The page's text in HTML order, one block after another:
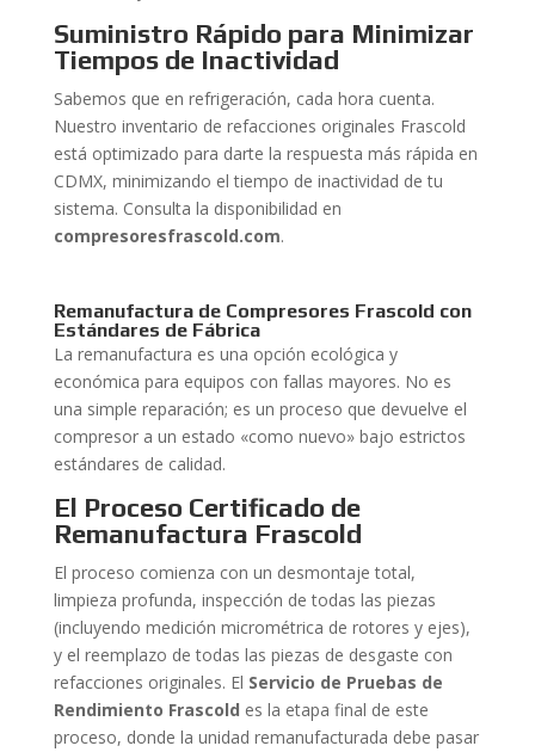
Suministro Rápido para Minimizar
Tiempos de Inactividad
Sabemos que en refrigeración, cada hora cuenta.
Nuestro inventario de refacciones originales Frascold
está optimizado para darte la respuesta más rápida en
CDMX, minimizando el tiempo de inactividad de tu
sistema. Consulta la disponibilidad en
compresoresfrascold.com.
Remanufactura de Compresores Frascold con
Estándares de Fábrica
La remanufactura es una opción ecológica y
económica para equipos con fallas mayores. No es
una simple reparación; es un proceso que devuelve el
compresor a un estado «como nuevo» bajo estrictos
estándares de calidad.
El Proceso Certificado de
Remanufactura Frascold
El proceso comienza con un desmontaje total,
limpieza profunda, inspección de todas las piezas
(incluyendo medición micrométrica de rotores y ejes),
y el reemplazo de todas las piezas de desgaste con
refacciones originales. El Servicio de Pruebas de
Rendimiento Frascold es la etapa final de este
proceso, donde la unidad remanufacturada debe pasar